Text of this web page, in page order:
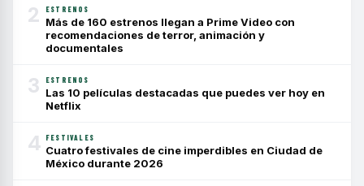
2 ESTRENOS
Más de 160 estrenos llegan a Prime Video con
recomendaciones de terror, animación y
documentales
3 ESTRENOS
Las 10 películas destacadas que puedes ver hoy en
Netflix
4 FESTIVALES
Cuatro festivales de cine imperdibles en Ciudad de
México durante 2026